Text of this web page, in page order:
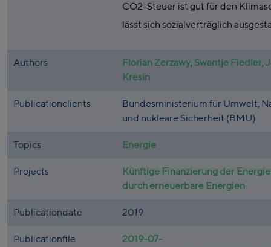
CO2-Steuer ist gut für den
lässt sich sozialverträglich
Authors Florian Zerzawy, Swantje Fiedler,
Kresin
Publicationclients
Bundesministerium für Umwelt,
und nukleare Sicherheit (BMU)
Topics Energie
Projects
Künftige Finanzierung der
durch erneuerbare Energien
Publicationdate 2019
Publicationfile
2019-07-